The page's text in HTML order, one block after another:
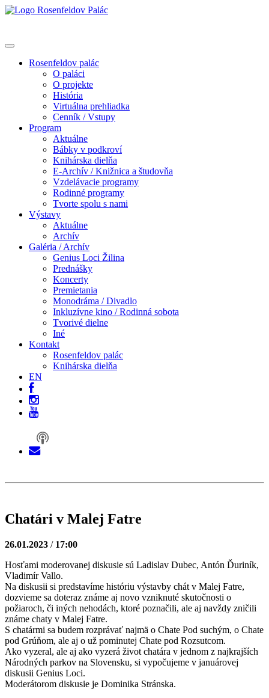
Rosenfeldov palác
O paláci
O projekte
História
Virtuálna prehliadka
Cenník / Vstupy
Program
Aktuálne
Bábky v podkroví
Knihárska dielňa
E-Archív / Knižnica a študovňa
Vzdelávacie programy
Rodinné programy
Tvorte spolu s nami
Výstavy
Aktuálne
Archív
Galéria / Archív
Genius Loci Žilina
Prednášky
Koncerty
Premietania
Monodráma / Divadlo
Inkluzívne kino / Rodinná sobota
Tvorivé dielne
Iné
Kontakt
Rosenfeldov palác
Knihárska dielňa
EN
Chatári v Malej Fatre
26.01.2023 / 17:00
Hosťami moderovanej diskusie sú Ladislav Dubec, Antón Ďuriník,
Vladimír Vallo.
Na diskusii si predstavíme históriu výstavby chát v Malej Fatre,
dozvieme sa doteraz známe aj novo vzniknuté skutočnosti o
požiaroch, či iných nehodách, ktoré poznačili, ale aj navždy zničili
známe chaty v Malej Fatre.
S chatármi sa budem rozprávať najmä o Chate Pod suchým, o Chate
pod Grúňom, ale aj o už pominutej Chate pod Rozsutcom.
Ako vyzeral, ale aj ako vyzerá život chatára v jednom z najkrajších
Národných parkov na Slovensku, si vypočujeme v januárovej
diskusii Genius Loci.
Moderátorom diskusie je Dominika Stránska.